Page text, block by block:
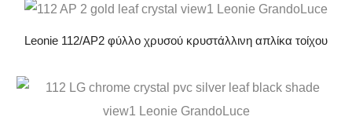
Leonie 112/AP2 φύλλο χρυσού κρυστάλλινη απλίκα τοίχου